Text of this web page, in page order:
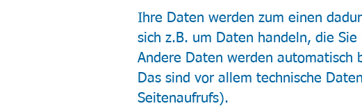
Ihre Daten werden zum einen
sich z.B. um Daten handeln, die
Andere Daten werden automatisch
Das sind vor allem technische
Seitenaufrufs).